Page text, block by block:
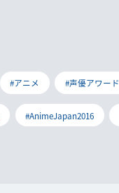
#アニメ #声優アワード
#AnimeJapan2016